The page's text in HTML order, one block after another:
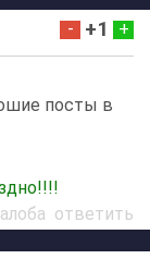
- +1 +
посты в
ответить